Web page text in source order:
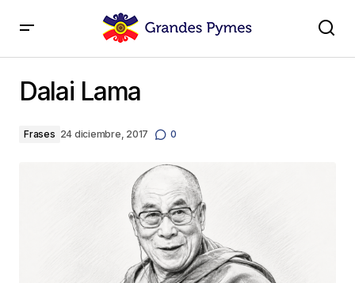
Dalai Lama
Frases 24 diciembre, 2017 0